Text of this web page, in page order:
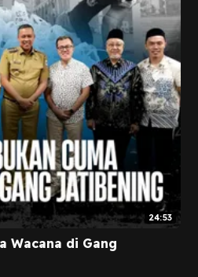
24:53
Wacana di Gang